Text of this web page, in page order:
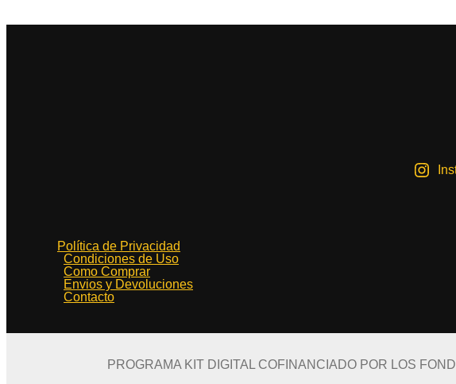
Política de Privacidad
Condiciones de Uso
Como Comprar
Envios y Devoluciones
Contacto
PROGRAMA KIT DIGITAL COFINANCIADO POR LOS